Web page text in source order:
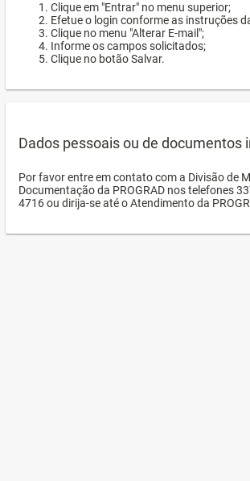
Clique em "Entrar" no menu superior;
Efetue o login conforme as instruções
Clique no menu "Alterar E-mail";
Informe os campos solicitados;
Clique no botão Salvar.
Dados pessoais ou de documentos
Por favor entre em contato com a Divisão de
Documentação da PROGRAD nos telefones
4716 ou dirija-se até o Atendimento da